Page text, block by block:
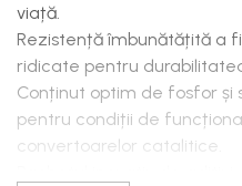
viață.
Rezistență îmbunătățită a
ridicate pentru
Conținut optim de fosfor și
pentru condiții de
convertoarelor catalitice.